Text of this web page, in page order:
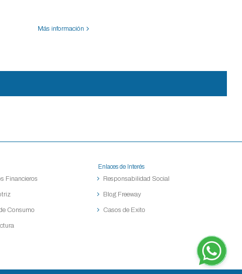
Más información
Financieros
Consumo
Enlaces de Interés
Responsabilidad Social
Blog Freeway
Casos de Exito